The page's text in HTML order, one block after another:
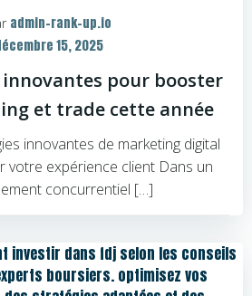
admin-rank-up.io
15, 2025
innovantes pour booster
et trade cette année
innovantes de marketing digital
votre expérience client Dans un
concurrentiel […]